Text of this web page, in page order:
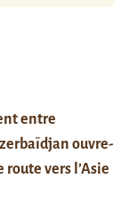
entre
ouvre-
vers l’Asie